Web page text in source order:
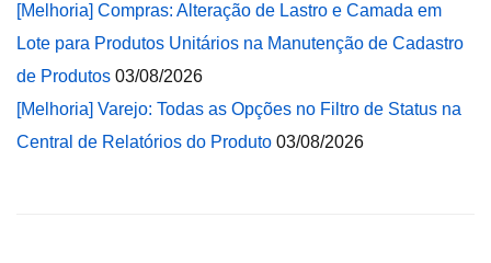
[Melhoria] Compras: Alteração de Lastro e Camada em
Lote para Produtos Unitários na Manutenção de Cadastro
de Produtos 03/08/2026
[Melhoria] Varejo: Todas as Opções no Filtro de Status na
Central de Relatórios do Produto 03/08/2026